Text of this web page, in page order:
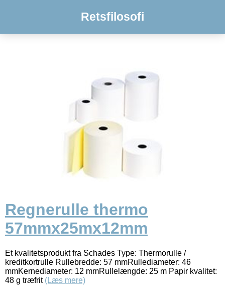
Retsfilosofi
Regnerulle thermo
57mmx25mx12mm
Et kvalitetsprodukt fra Schades Type: Thermorulle /
kreditkortrulle Rullebredde: 57 mmRullediameter: 46
mmKernediameter: 12 mmRullelængde: 25 m Papir kvalitet:
48 g træfrit (Læs mere)